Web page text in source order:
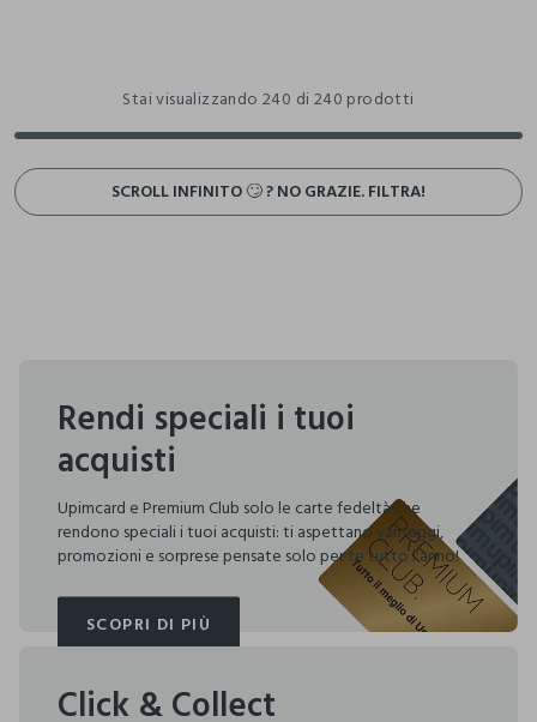
Stai visualizzando 240 di 240 prodotti
SCROLL INFINITO 🙄 ? NO GRAZIE. FILTRA!
Rendi speciali i tuoi
acquisti
Upimcard e Premium Club solo le carte fedeltà che
rendono speciali i tuoi acquisti: ti aspettano vantaggi,
promozioni e sorprese pensate solo per te tutto l'anno!
SCOPRI DI PIÙ
SCOPRI DI PIÙ
Click & Collect